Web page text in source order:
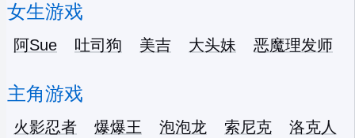
女生游戏
阿Sue 吐司狗 美吉 大头妹 恶魔理发师
主角游戏
火影忍者 爆爆王 泡泡龙 索尼克
洛克人